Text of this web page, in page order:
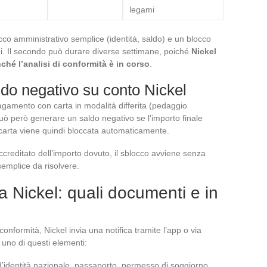
legami
amministrativo semplice (identità, saldo) e un blocco
Il secondo può durare diverse settimane, poiché Nickel
l’analisi di conformità è in corso.
negativo su conto Nickel
con carta in modalità differita (pedaggio
però generare un saldo negativo se l’importo finale
viene quindi bloccata automaticamente.
dell’importo dovuto, il sblocco avviene senza
da risolvere.
Nickel: quali documenti e in
Nickel invia una notifica tramite l’app o via
di questi elementi: